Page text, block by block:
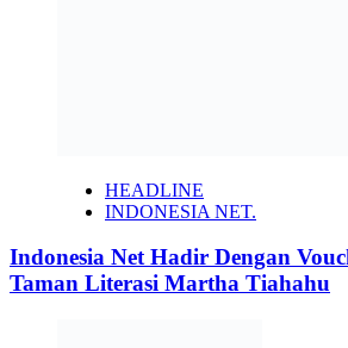
HEADLINE
INDONESIA NET.
Indonesia Net Hadir Dengan
Taman Literasi Martha Tiahahu